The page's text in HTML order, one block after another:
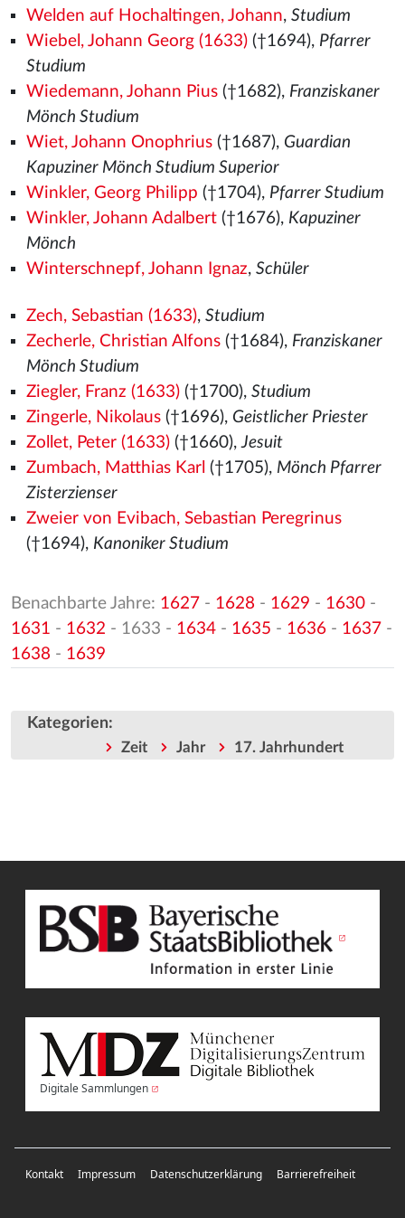
Welden auf Hochaltingen, Johann, Studium
Wiebel, Johann Georg (1633)(†1694), Pfarrer
Studium
Wiedemann, Johann Pius(†1682), Franziskaner
Mönch Studium
Wiet, Johann Onophrius(†1687), Guardian
Kapuziner Mönch Studium Superior
Winkler, Georg Philipp (†1704), Pfarrer Studium
Winkler, Johann Adalbert(†1676), Kapuziner
Mönch
Winterschnepf, Johann Ignaz, Schüler
Zech, Sebastian (1633), Studium
Zecherle, Christian Alfons(†1684), Franziskaner
Mönch Studium
Ziegler, Franz (1633)(†1700), Studium
Zingerle, Nikolaus(†1696), Geistlicher Priester
Zollet, Peter (1633)(†1660),Jesuit
Zumbach, Matthias Karl (†1705), Mönch Pfarrer
Zisterzienser
Zweier von Evibach, Sebastian Peregrinus
(†1694), Kanoniker Studium
Benachbarte Jahre: 1627 - 1628 - 1629 - 1630 -
1631 - 1632 - 1633 - 1634 - 1635 - 1636 - 1637 -
1638 - 1639
Kategorien:
Zeit Jahr 17. Jahrhundert
Digitale Sammlungen
Kontakt Impressum Datenschutzerklärung Barrierefreiheit